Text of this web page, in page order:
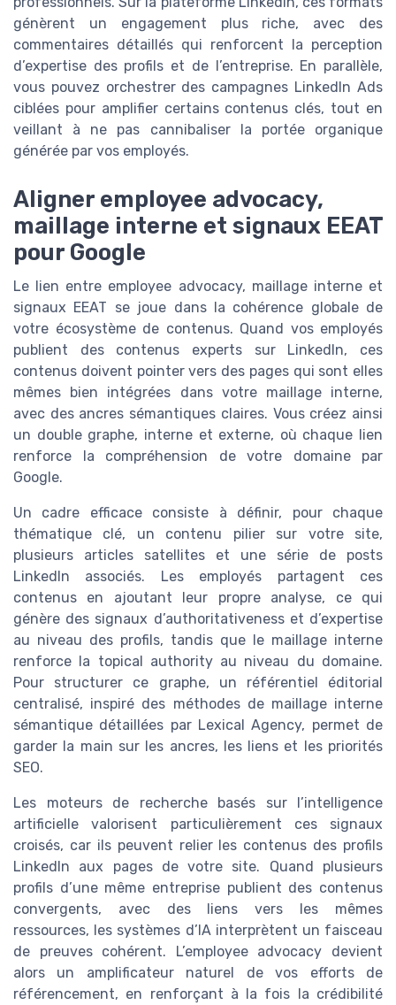
génèrent un engagement plus riche, avec des
commentaires détaillés qui renforcent la perception
d’expertise des profils et de l’entreprise. En parallèle,
vous pouvez orchestrer des campagnes LinkedIn Ads
ciblées pour amplifier certains contenus clés, tout en
veillant à ne pas cannibaliser la portée organique
générée par vos employés.
Aligner employee advocacy,
maillage interne et signaux EEAT
pour Google
Le lien entre employee advocacy, maillage interne et
signaux EEAT se joue dans la cohérence globale de
votre écosystème de contenus. Quand vos employés
publient des contenus experts sur LinkedIn, ces
contenus doivent pointer vers des pages qui sont elles
mêmes bien intégrées dans votre maillage interne,
avec des ancres sémantiques claires. Vous créez ainsi
un double graphe, interne et externe, où chaque lien
renforce la compréhension de votre domaine par
Google.
Un cadre efficace consiste à définir, pour chaque
thématique clé, un contenu pilier sur votre site,
plusieurs articles satellites et une série de posts
LinkedIn associés. Les employés partagent ces
contenus en ajoutant leur propre analyse, ce qui
génère des signaux d’authoritativeness et d’expertise
au niveau des profils, tandis que le maillage interne
renforce la topical authority au niveau du domaine.
Pour structurer ce graphe, un référentiel éditorial
centralisé, inspiré des méthodes de maillage interne
sémantique détaillées par Lexical Agency, permet de
garder la main sur les ancres, les liens et les priorités
SEO.
Les moteurs de recherche basés sur l’intelligence
artificielle valorisent particulièrement ces signaux
croisés, car ils peuvent relier les contenus des profils
LinkedIn aux pages de votre site. Quand plusieurs
profils d’une même entreprise publient des contenus
convergents, avec des liens vers les mêmes
ressources, les systèmes d’IA interprètent un faisceau
de preuves cohérent. L’employee advocacy devient
alors un amplificateur naturel de vos efforts de
référencement, en renforçant à la fois la crédibilité